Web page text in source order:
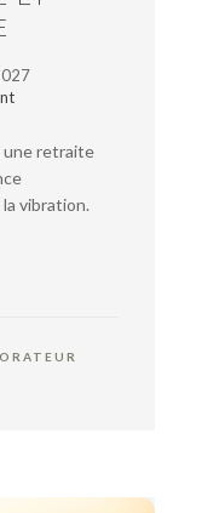
une retraite
vibration.